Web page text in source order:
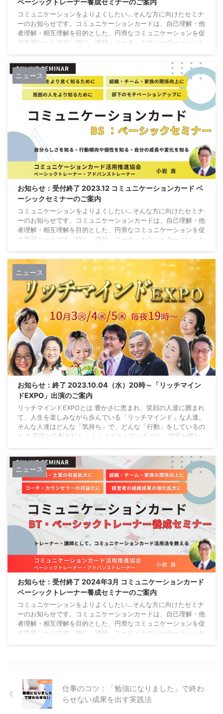
コミュニケーションをよりよくしたい…そんな方に向けたセミナ
ーのお知らせです。コミュニケーションカードは、自己理解・他
者理解・相互理解を目的とした、円滑なコミュニケーションを促
す学習ツールです。特に、講師・コーチ・カウンセラーといった
活用できます。 受付を終了しました ベーシックトレーナー養成
セミナー開催概要 ベーシックトレーナー養成セミナーは、ベー
シックセミナーで行った３つのワークを実践し、有料サービスと
しても提供できるレベルのトレーナー（講師）に ...
ニュース
お知らせ：受付終了 2023.12 コミュニケーションカード ベ
ーシックセミナーのご案内
コミュニケーションをよりよくしたい…そんな方に向けたセミナ
ーのお知らせです。コミュニケーションカードは、自己理解・他
者理解・相互理解を目的とした、円滑なコミュニケーションを促
す学習ツールです。特に、講師・コーチ・カウンセラーといった
活用できます。 受付を終了しました ベーシックセミナー開催概
要 ３つの基本ワークを基に、自分をより深く理解するととも
に、他者とのコミュニケーションのヒントを得るセミナーです。
※カードを有料サービスとして活用する場合は、本 ...
ニュース
お知らせ：終了 2023.10.04（水）20時～「リッチマイン
ドEXPO」出演のご案内
リッチマインドEXPOとは 豊かさに恵まれ、笑顔の人達に囲まれ
て、人生を楽しみながら歩んでいる「リッチマインド」な人達。
そんな人達はどんな「気持ち」で、どんな「行動」をしているの
か？ 不安と心配を払しょくしようとしているのに、現実が変わ
できるイベントです。 視聴は無料ですが、参加登録が必要です
『リッチマインドEXPO』ページをご確認のうえ、LINE登録・
facebookグループへの参加をお願い致します 受付を終了しまし
た リッチマインドEXPOの出 ...
ニュース
お知らせ：受付終了 2024年3月 コミュニケーションカード
ベーシックトレーナー養成セミナーのご案内
コミュニケーションをよりよくしたい…そんな方に向けたセミナ
ーのお知らせです。コミュニケーションカードは、自己理解・他
者理解・相互理解を目的とした、円滑なコミュニケーションを促
す学習ツールです。特に、講師・コーチ・カウンセラーといった
しても提供できるレベルのトレーナー（講師）に ...
仕事のコツ：「勉強になりました」で終わ
らせない成果を出す実践法